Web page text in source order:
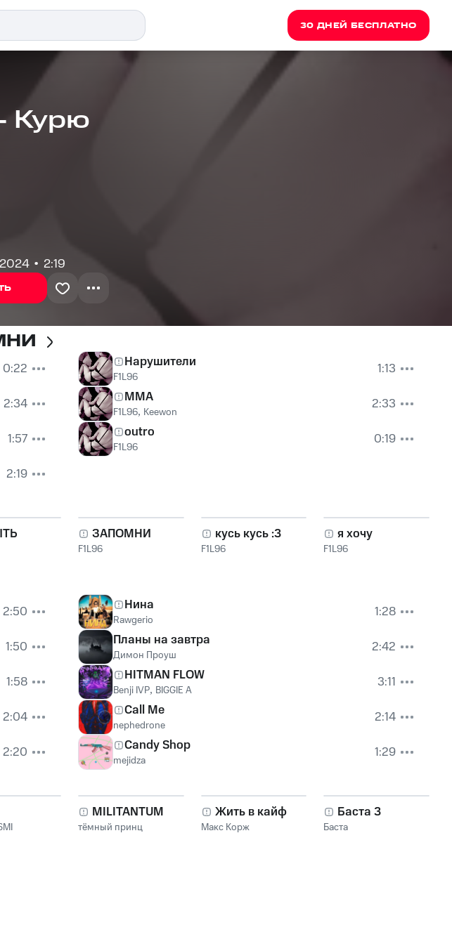
30 ДНЕЙ БЕСПЛАТНО
Курю
2024 2:19
0:22
2:34
1:57
2:19
Нарушители
F1L96
1:13
MMA
F1L96, Keewon
2:33
outro
F1L96 0:19
ЗАПОМНИ
F1L96
кусь кусь :3
F1L96
я хочу
F1L96
2:50
1:50
1:58
2:04
2:20
Нина
Rawgerio
1:28
Планы на завтра
Димон Проуш
2:42
HITMAN FLOW
Benji IVP, BIGGIE A
3:11
Call Me
nephedrone
2:14
Candy Shop
mejidza 1:29
MILITANTUM
тёмный принц
Жить в кайф
Макс Корж
Баста 3
Баста